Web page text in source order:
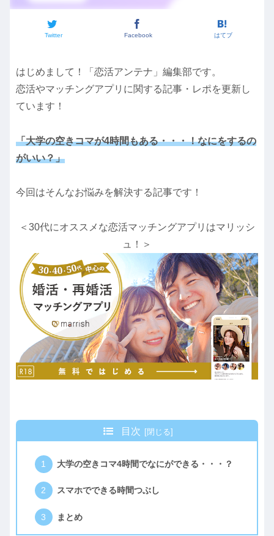
Twitter Facebook はてブ
はじめまして！「恋活アンテナ」編集部です。
恋活やマッチングアプリに関する記事・レポを更新し
ています！
「大学の空きコマが4時間もある・・・！なにをするの
がいい？」
今回はそんなお悩みを解決する記事です！
＜30代にオススメな恋活マッチングアプリはマリッシ
ュ！＞
目次
大学の空きコマ4時間でなにができる・・・？
スマホでできる時間つぶし
まとめ